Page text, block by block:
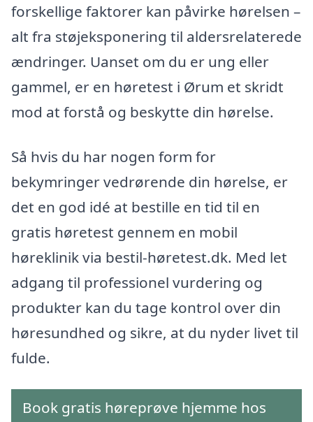
forskellige faktorer kan påvirke hørelsen –
alt fra støjeksponering til aldersrelaterede
ændringer. Uanset om du er ung eller
gammel, er en høretest i Ørum et skridt
mod at forstå og beskytte din hørelse.
Så hvis du har nogen form for
bekymringer vedrørende din hørelse, er
det en god idé at bestille en tid til en
gratis høretest gennem en mobil
høreklinik via bestil-høretest.dk. Med let
adgang til professionel vurdering og
produkter kan du tage kontrol over din
høresundhed og sikre, at du nyder livet til
fulde.
Book gratis høreprøve hjemme hos